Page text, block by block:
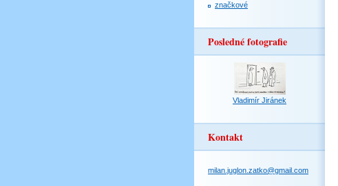
značkové
Posledné fotografie
Vladimír Jiránek
Kontakt
milan.juglon.zatko@gmail.com